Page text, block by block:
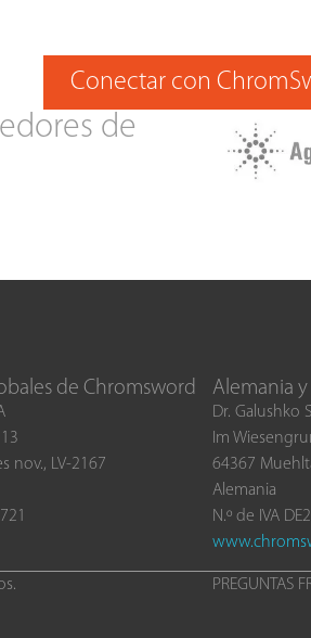
Conectar con
de
de Chromsword
nov., LV-2167
Alemania y
Dr. Galushko
Im
64367
Alemania
N.º de IVA
PREGUNTAS